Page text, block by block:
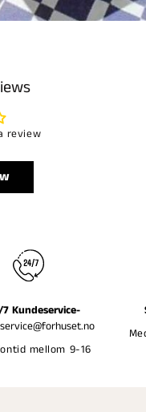
review
Kundeservice-
mellom 9-16